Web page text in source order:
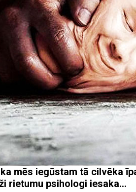
mēs iegūstam tā cilvēka
rietumu psihologi iesaka…